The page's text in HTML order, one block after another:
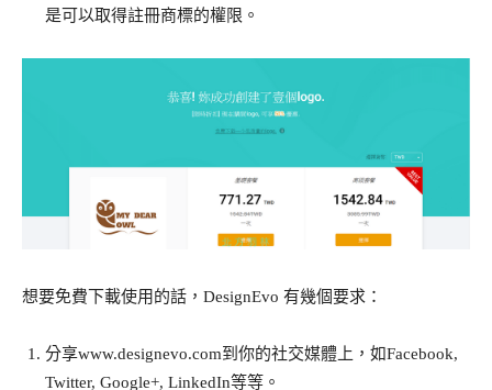
是可以取得註冊商標的權限。
想要免費下載使用的話，DesignEvo 有幾個要求：
分享www.designevo.com到你的社交媒體上，如Facebook,
Twitter, Google+, LinkedIn等等。